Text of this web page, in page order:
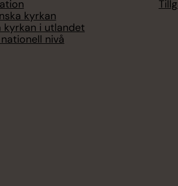
kyrkan
kyrkan i utlandet
nivå